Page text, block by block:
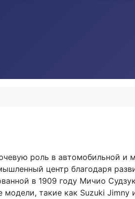
роль в автомобильной и
центр благодаря
в 1909 году Мичио
такие как Suzuki